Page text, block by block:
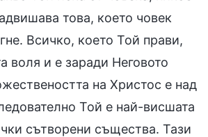
това, което човек
Всичко, което Той прави,
воля и е заради Неговото
на Христос е над
Той е най-висшата
сътворени същества. Тази